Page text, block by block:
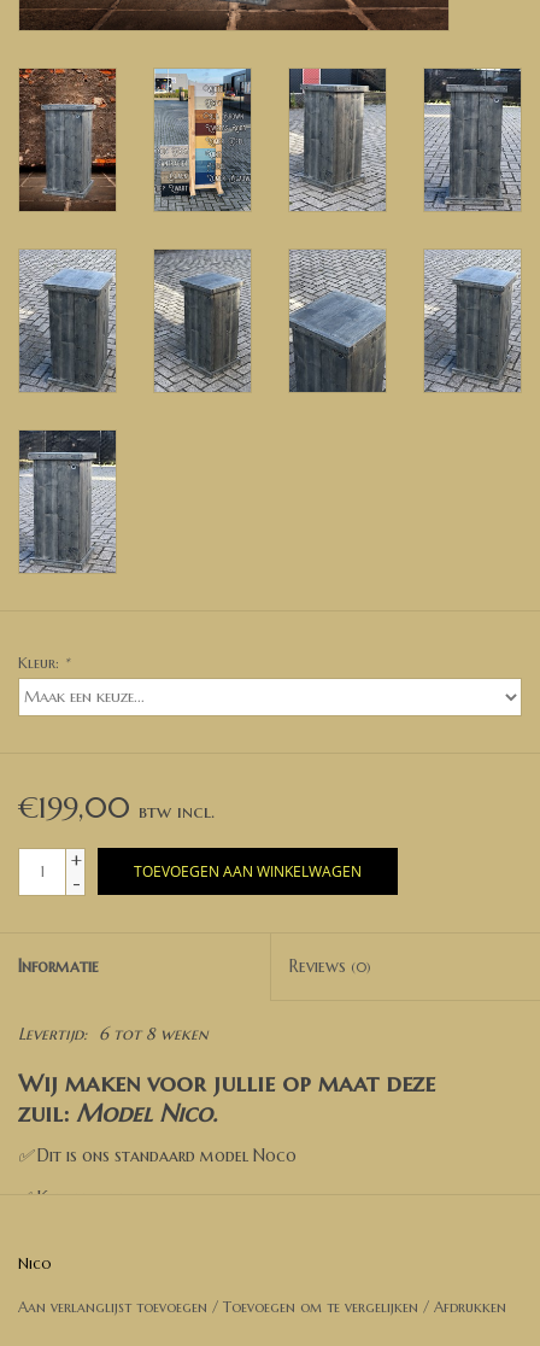
Blog
Kleur: *
€199,00
+
-
TOEVOEGEN AAN WINKELWAGEN
Informatie Reviews (0)
Levertijd: 6 tot 8 weken
Wij maken voor jullie op maat deze
zuil: Model Nico.
✅Dit is ons standaard model Noco
✅ Kies een kleur
voor een prijsopgave.
Nico
Aan verlanglijst toevoegen / Toevoegen om te vergelijken / Afdrukken